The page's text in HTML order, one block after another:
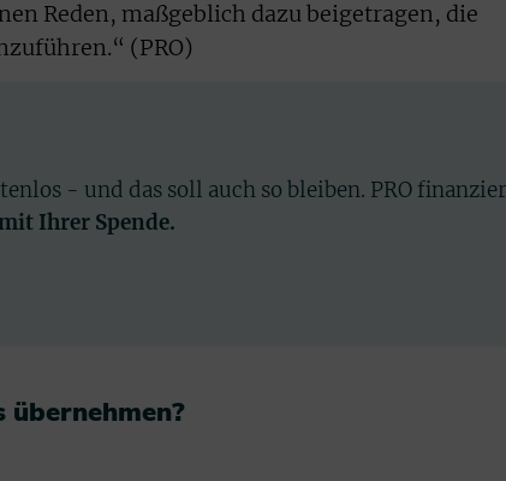
Reden, maßgeblich dazu beigetragen, die
(PRO)
- und das soll auch so bleiben. PRO
Ihrer Spende.
übernehmen?​